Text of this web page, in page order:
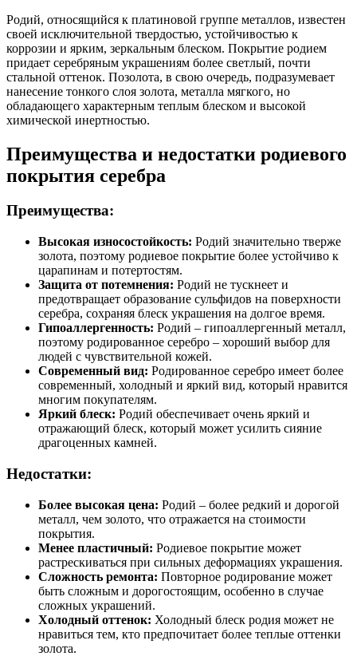
Родий, относящийся к платиновой группе металлов, известен
своей исключительной твердостью, устойчивостью к
коррозии и ярким, зеркальным блеском. Покрытие родием
придает серебряным украшениям более светлый, почти
стальной оттенок. Позолота, в свою очередь, подразумевает
нанесение тонкого слоя золота, металла мягкого, но
обладающего характерным теплым блеском и высокой
химической инертностью.
Преимущества и недостатки родиевого
покрытия серебра
Преимущества:
Высокая износостойкость: Родий значительно тверже
золота, поэтому родиевое покрытие более устойчиво к
царапинам и потертостям.
Защита от потемнения: Родий не тускнеет и
предотвращает образование сульфидов на поверхности
серебра, сохраняя блеск украшения на долгое время.
Гипоаллергенность: Родий – гипоаллергенный металл,
поэтому родированное серебро – хороший выбор для
людей с чувствительной кожей.
Современный вид: Родированное серебро имеет более
современный, холодный и яркий вид, который нравится
многим покупателям.
Яркий блеск: Родий обеспечивает очень яркий и
отражающий блеск, который может усилить сияние
драгоценных камней.
Недостатки:
Более высокая цена: Родий – более редкий и дорогой
металл, чем золото, что отражается на стоимости
покрытия.
Менее пластичный: Родиевое покрытие может
растрескиваться при сильных деформациях украшения.
Сложность ремонта: Повторное родирование может
быть сложным и дорогостоящим, особенно в случае
сложных украшений.
Холодный оттенок: Холодный блеск родия может не
нравиться тем, кто предпочитает более теплые оттенки
золота.